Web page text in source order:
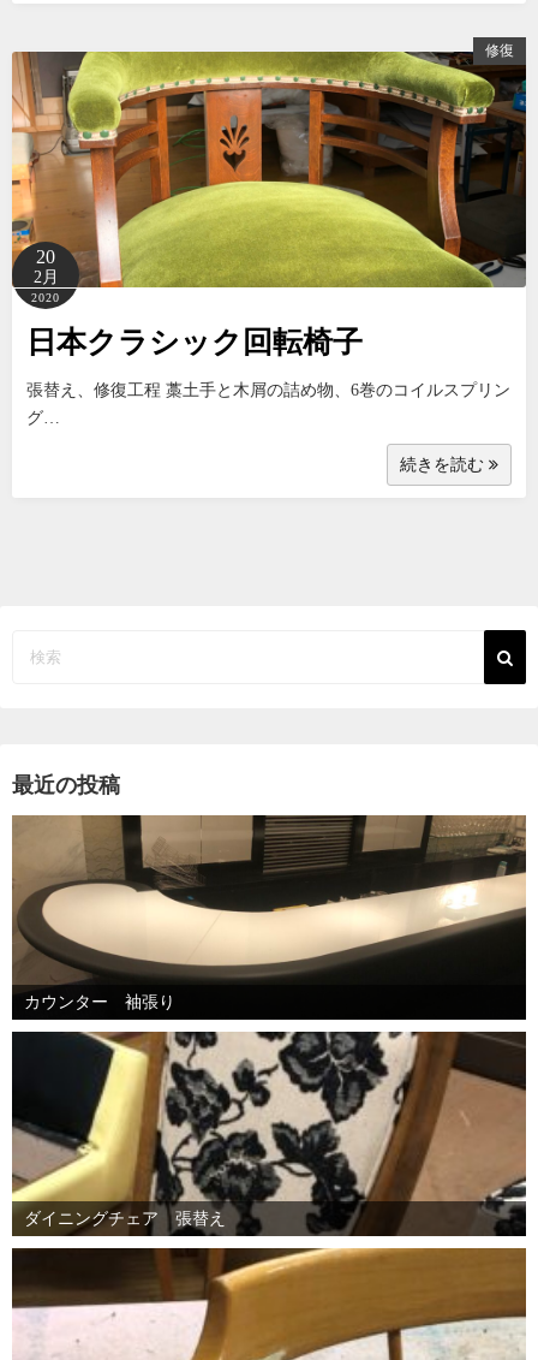
修復
20
2月
2020
日本クラシック回転椅子
張替え、修復工程 藁土手と木屑の詰め物、6巻のコイルスプリン
グ…
続きを読む
最近の投稿
カウンター 袖張り
ダイニングチェア 張替え